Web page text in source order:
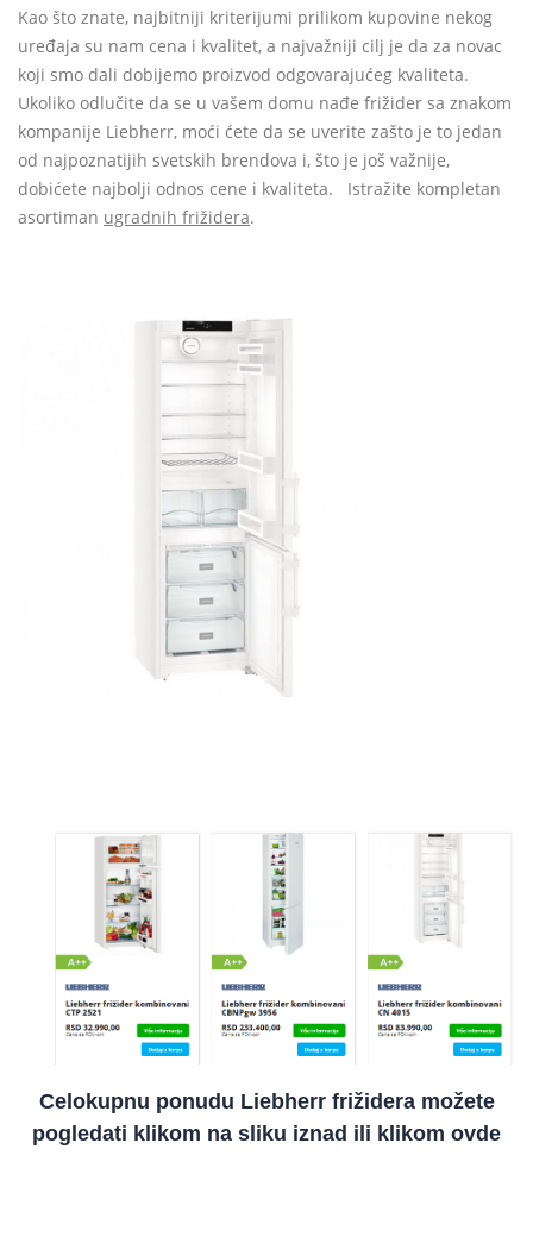
Kao što znate, najbitniji kriterijumi prilikom kupovine nekog
uređaja su nam cena i kvalitet, a najvažniji cilj je da za novac
koji smo dali dobijemo proizvod odgovarajućeg kvaliteta.
Ukoliko odlučite da se u vašem domu nađe frižider sa znakom
kompanije Liebherr, moći ćete da se uverite zašto je to jedan
od najpoznatijih svetskih brendova i, što je još važnije,
dobićete najbolji odnos cene i kvaliteta. Istražite kompletan
asortiman ugradnih frižidera.
Celokupnu ponudu Liebherr frižidera možete
pogledati klikom na sliku iznad ili klikom ovde